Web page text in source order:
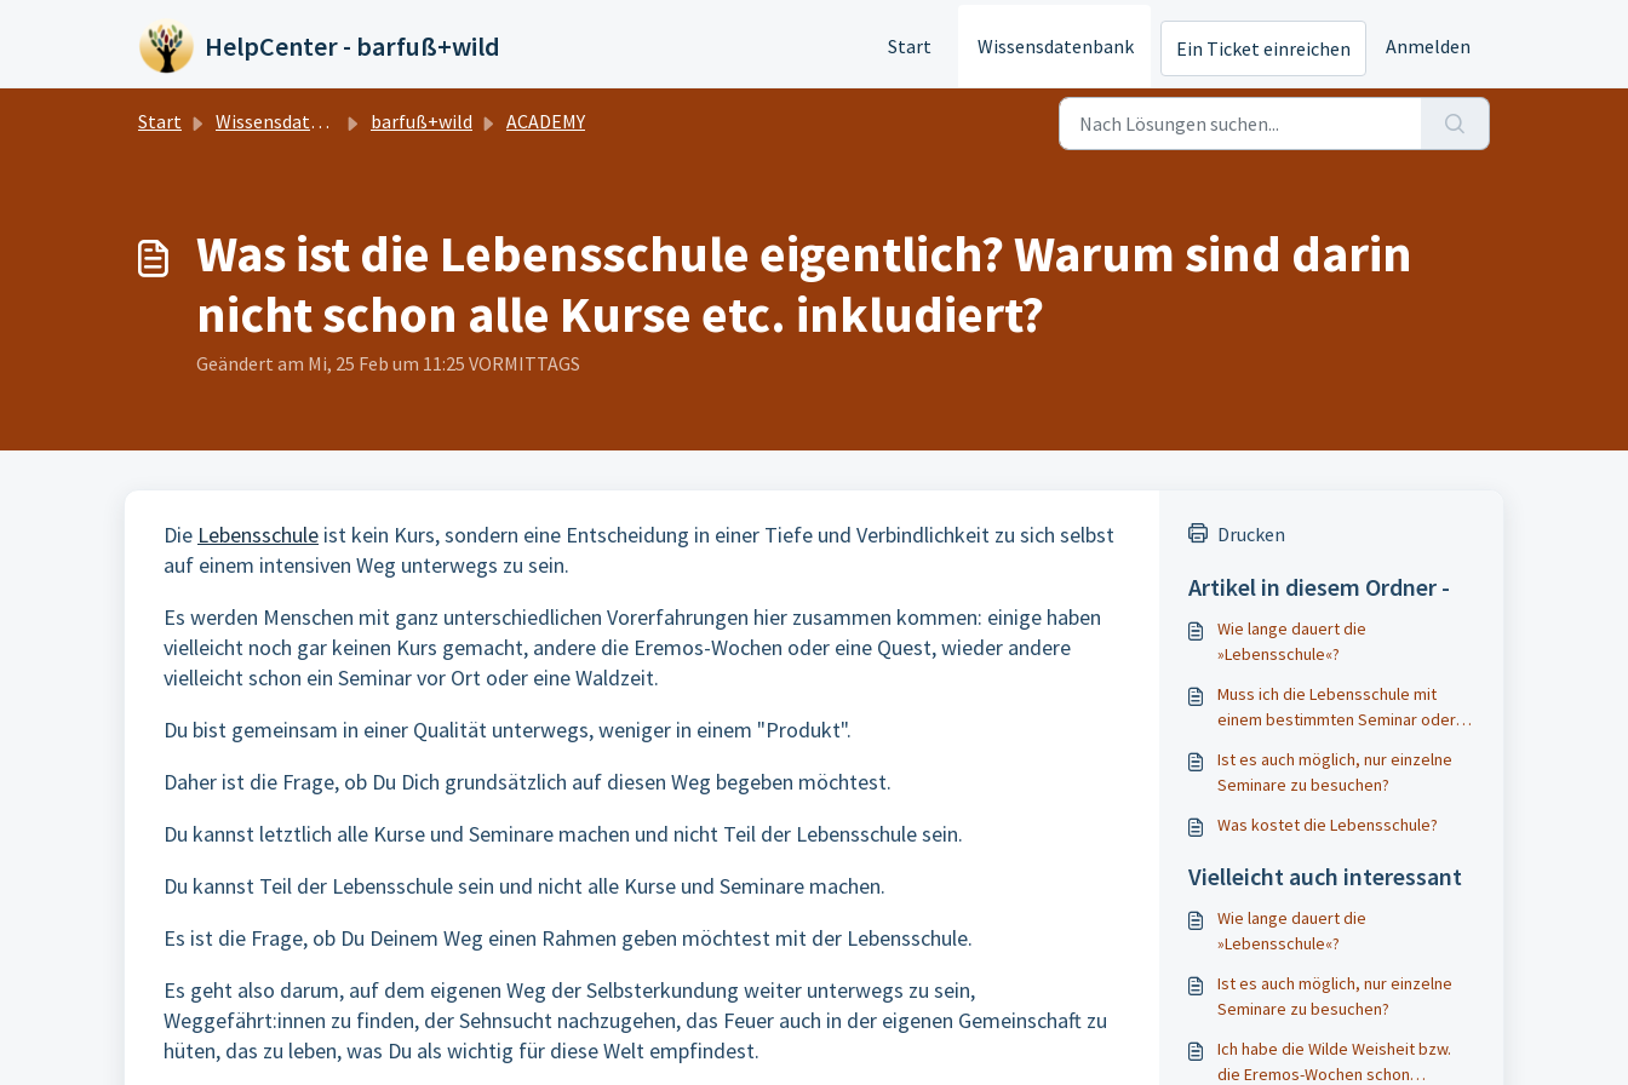
HelpCenter - barfuß+wild Start Wissensdatenbank Ein Ticket einreichen Anmelden
Start Wissensdatenbank barfuß+wild ACADEMY
Was ist die Lebensschule eigentlich? Warum sind darin
nicht schon alle Kurse etc. inkludiert?
Geändert am Mi, 25 Feb um 11:25 VORMITTAGS
Die Lebensschule ist kein Kurs, sondern eine Entscheidung in einer Tiefe und Verbindlichkeit zu sich selbst
auf einem intensiven Weg unterwegs zu sein.
Es werden Menschen mit ganz unterschiedlichen Vorerfahrungen hier zusammen kommen: einige haben
vielleicht noch gar keinen Kurs gemacht, andere die Eremos-Wochen oder eine Quest, wieder andere
vielleicht schon ein Seminar vor Ort oder eine Waldzeit.
Du bist gemeinsam in einer Qualität unterwegs, weniger in einem "Produkt".
Daher ist die Frage, ob Du Dich grundsätzlich auf diesen Weg begeben möchtest.
Du kannst letztlich alle Kurse und Seminare machen und nicht Teil der Lebensschule sein.
Du kannst Teil der Lebensschule sein und nicht alle Kurse und Seminare machen.
Es ist die Frage, ob Du Deinem Weg einen Rahmen geben möchtest mit der Lebensschule.
Es geht also darum, auf dem eigenen Weg der Selbsterkundung weiter unterwegs zu sein,
Weggefährt:innen zu finden, der Sehnsucht nachzugehen, das Feuer auch in der eigenen Gemeinschaft zu
hüten, das zu leben, was Du als wichtig für diese Welt empfindest.
Drucken
Artikel in diesem Ordner -
Wie lange dauert die
»Lebensschule«?
Muss ich die Lebensschule mit
einem bestimmten Seminar oder
Ist es auch möglich, nur einzelne
Seminare zu besuchen?
Was kostet die Lebensschule?
Vielleicht auch interessant
Wie lange dauert die
»Lebensschule«?
Ist es auch möglich, nur einzelne
Seminare zu besuchen?
Ich habe die Wilde Weisheit bzw.
die Eremos-Wochen schon